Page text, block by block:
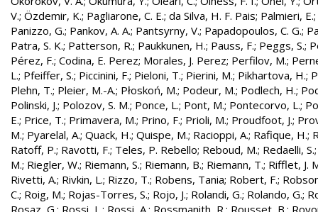
V.; Özdemir, K.; Pagliarone, C. E.; da Silva, H. F. Pais; Palmieri, E.;
Panizzo, G.; Pankov, A. A.; Pantsyrny, V.; Papadopoulos, C. G.;
Patra, S. K.; Patterson, R.; Paukkunen, H.; Pauss, F.; Peggs, S.;
Pérez, F.; Codina, E. Perez; Morales, J. Perez; Perfilov, M.;
L.; Pfeiffer, S.; Piccinini, F.; Pieloni, T.; Pierini, M.; Pikhartova, H.;
Plehn, T.; Pleier, M.-A.; Płoskoń, M.; Podeur, M.; Podlech, H.;
Polinski, J.; Polozov, S. M.; Ponce, L.; Pont, M.; Pontecorvo, L.;
E.; Price, T.; Primavera, M.; Prino, F.; Prioli, M.; Proudfoot, J.;
M.; Pyarelal, A.; Quack, H.; Quispe, M.; Racioppi, A.; Rafique, H.;
Ratoff, P.; Ravotti, F.; Teles, P. Rebello; Reboud, M.; Redaelli, S.
M.; Riegler, W.; Riemann, S.; Riemann, B.; Riemann, T.; Rifflet, J.
Rivetti, A.; Rivkin, L.; Rizzo, T.; Robens, Tania; Robert, F.;
C.; Roig, M.; Rojas-Torres, S.; Rojo, J.; Rolandi, G.; Rolando, G.;
Rosaz, G.; Rossi, L.; Rossi, A.; Rossmanith, R.; Rousset, B.;